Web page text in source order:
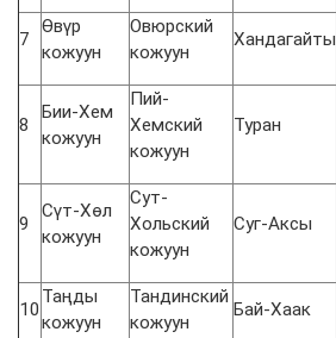
7
Өвүр
кожуун
Овюрский
кожуун
Хандагайты
8
Бии-Хем
кожуун
Пий-
Хемский
кожуун
Туран
9
Сүт-Хөл
кожуун
Сут-
Хольский
кожуун
Суг-Аксы
10
Таңды
кожуун
Тандинский
кожуун
Бай-Хаак